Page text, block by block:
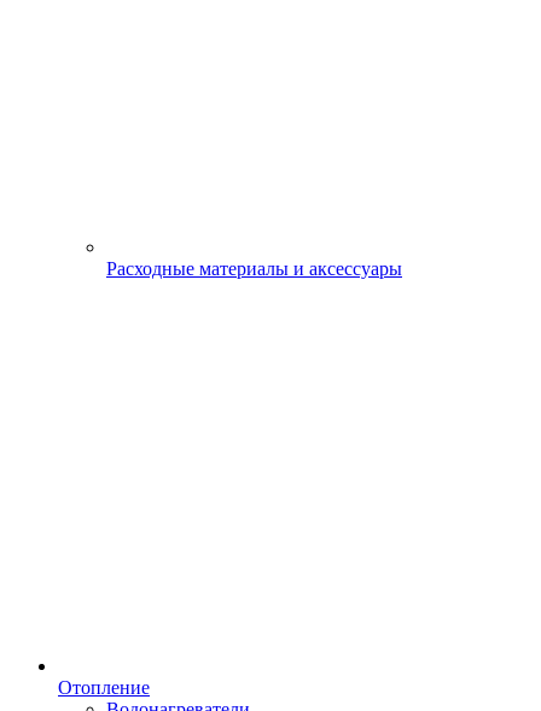
Расходные материалы и аксессуары
Отопление